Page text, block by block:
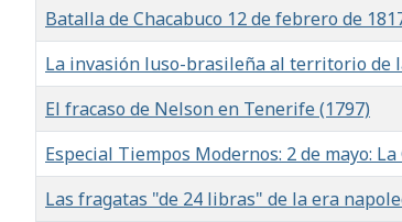
Batalla de Chacabuco 12 de febrero de
La invasión luso-brasileña al territorio de
El fracaso de Nelson en Tenerife (1797)
Especial Tiempos Modernos: 2 de mayo:
Las fragatas "de 24 libras" de la era